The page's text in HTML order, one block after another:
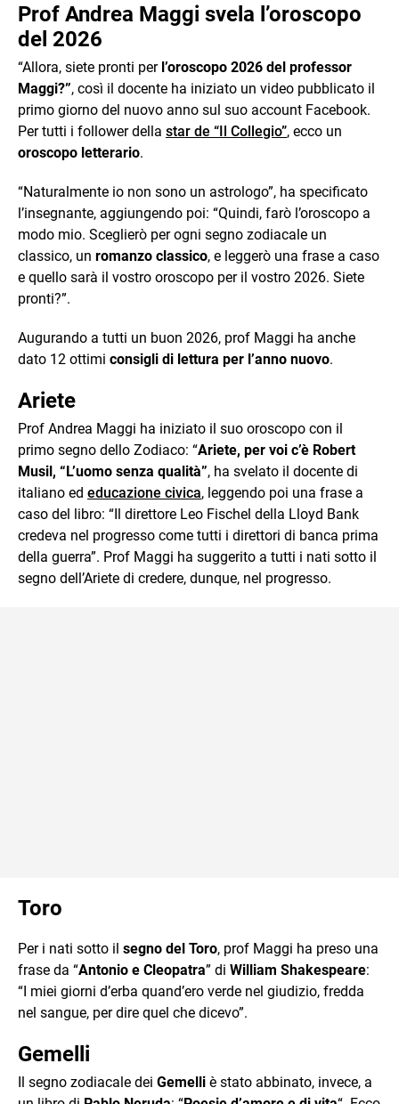
Prof Andrea Maggi svela l’oroscopo
del 2026
“Allora, siete pronti per l’oroscopo 2026 del professor
Maggi?”, così il docente ha iniziato un video pubblicato il
primo giorno del nuovo anno sul suo account Facebook.
Per tutti i follower della star de “Il Collegio”, ecco un
oroscopo letterario.
“Naturalmente io non sono un astrologo”, ha specificato
l’insegnante, aggiungendo poi: “Quindi, farò l’oroscopo a
modo mio. Sceglierò per ogni segno zodiacale un
classico, un romanzo classico, e leggerò una frase a caso
e quello sarà il vostro oroscopo per il vostro 2026. Siete
pronti?”.
Augurando a tutti un buon 2026, prof Maggi ha anche
dato 12 ottimi consigli di lettura per l’anno nuovo.
Ariete
Prof Andrea Maggi ha iniziato il suo oroscopo con il
primo segno dello Zodiaco: “Ariete, per voi c’è Robert
Musil, “L’uomo senza qualità”, ha svelato il docente di
italiano ed educazione civica, leggendo poi una frase a
caso del libro: “Il direttore Leo Fischel della Lloyd Bank
credeva nel progresso come tutti i direttori di banca prima
della guerra”. Prof Maggi ha suggerito a tutti i nati sotto il
segno dell’Ariete di credere, dunque, nel progresso.
Toro
Per i nati sotto il segno del Toro, prof Maggi ha preso una
frase da “Antonio e Cleopatra” di William Shakespeare:
“I miei giorni d’erba quand’ero verde nel giudizio, fredda
nel sangue, per dire quel che dicevo”.
Gemelli
Il segno zodiacale dei Gemelli è stato abbinato, invece, a